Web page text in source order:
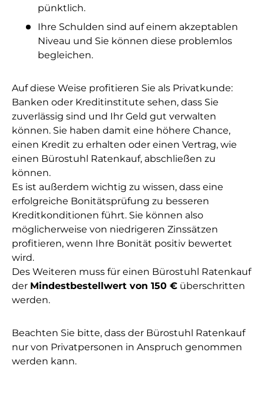
pünktlich.
Ihre Schulden sind auf einem akzeptablen
Niveau und Sie können diese problemlos
begleichen.
Auf diese Weise profitieren Sie als Privatkunde:
Banken oder Kreditinstitute sehen, dass Sie
zuverlässig sind und Ihr Geld gut verwalten
können. Sie haben damit eine höhere Chance,
einen Kredit zu erhalten oder einen Vertrag, wie
einen Bürostuhl Ratenkauf, abschließen zu
können.
Es ist außerdem wichtig zu wissen, dass eine
erfolgreiche Bonitätsprüfung zu besseren
Kreditkonditionen führt. Sie können also
möglicherweise von niedrigeren Zinssätzen
profitieren, wenn Ihre Bonität positiv bewertet
wird.
Des Weiteren muss für einen Bürostuhl Ratenkauf
der Mindestbestellwert von 150 € überschritten
werden.
Beachten Sie bitte, dass der Bürostuhl Ratenkauf
nur von Privatpersonen in Anspruch genommen
werden kann.